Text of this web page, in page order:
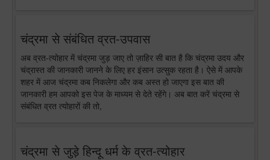
चंद्रमा से संबंधित व्रत-उपवास
अब व्रत-त्योहार में चंद्रमा जुड़ जाए तो ज़ाहिर सी बात है कि चंद्रमा उदय और
चंद्रास्त की जानकारी जानने के लिए हर इंसान उत्सुक रहता है। ऐसे में आपके
शहर में आज चंद्रमा कब निकलेगा और कब अस्त हो जाएगा इस बात की
जानकारी हम आपको इस पेज के माध्यम से देते रहेंगे। अब बात करें चंद्रमा से
संबंधित व्रत त्योहारों की तो,
चंद्रमा से जुड़े हिन्दू धर्म के व्रत-त्योहार